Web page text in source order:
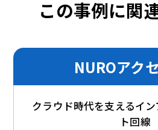
この事例に関
NUROアク
クラウド時代を支えるイ
ト回線